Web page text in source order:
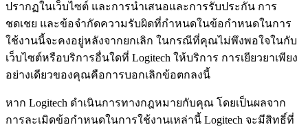
ปรากฏในเว็บไซต์ และการนำเสนอและการรับประกัน การ
ชดเชย และข้อจำกัดความรับผิดที่กำหนดในข้อกำหนดในการ
ใช้งานนี้จะคงอยู่หลังจากยกเลิก ในกรณีที่คุณไม่พึงพอใจในกับ
เว็บไซต์หรือบริการอื่นใดที่ Logitech ให้บริการ การเยียวยาเพียง
อย่างเดียวของคุณคือการบอกเลิกข้อตกลงนี้
หาก Logitech ดำเนินการทางกฎหมายกับคุณ โดยเป็นผลจาก
การละเมิดข้อกำหนดในการใช้งานเหล่านี้ Logitech จะมีสิทธิ์ที่